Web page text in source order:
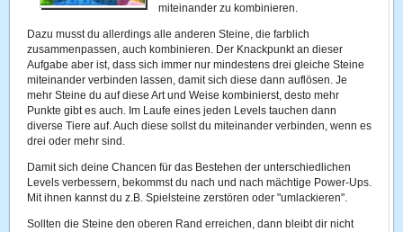
miteinander zu kombinieren.
Dazu musst du allerdings alle anderen Steine, die farblich
zusammenpassen, auch kombinieren. Der Knackpunkt an dieser
Aufgabe aber ist, dass sich immer nur mindestens drei gleiche Steine
miteinander verbinden lassen, damit sich diese dann auflösen. Je
mehr Steine du auf diese Art und Weise kombinierst, desto mehr
Punkte gibt es auch. Im Laufe eines jeden Levels tauchen dann
diverse Tiere auf. Auch diese sollst du miteinander verbinden, wenn es
drei oder mehr sind.
Damit sich deine Chancen für das Bestehen der unterschiedlichen
Levels verbessern, bekommst du nach und nach mächtige Power-Ups.
Mit ihnen kannst du z.B. Spielsteine zerstören oder "umlackieren".
Sollten die Steine den oberen Rand erreichen, dann bleibt dir nicht